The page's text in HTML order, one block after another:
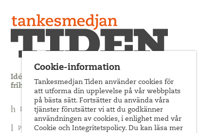
Idédebatt och analys som förnyar arbetarrörelsens
frihets- och jämlikhetssträvan
Prenumerera på nyhetsbrev
Prenumerera på Tiden Magasin
Cookie-information
Tankesmedjan Tiden använder cookies för
att utforma din upplevelse på vår webbplats
på bästa sätt. Fortsätter du använda våra
tjänster förutsätter vi att du godkänner
användningen av cookies, i enlighet med vår
Cookie och Integritetspolicy. Du kan läsa mer